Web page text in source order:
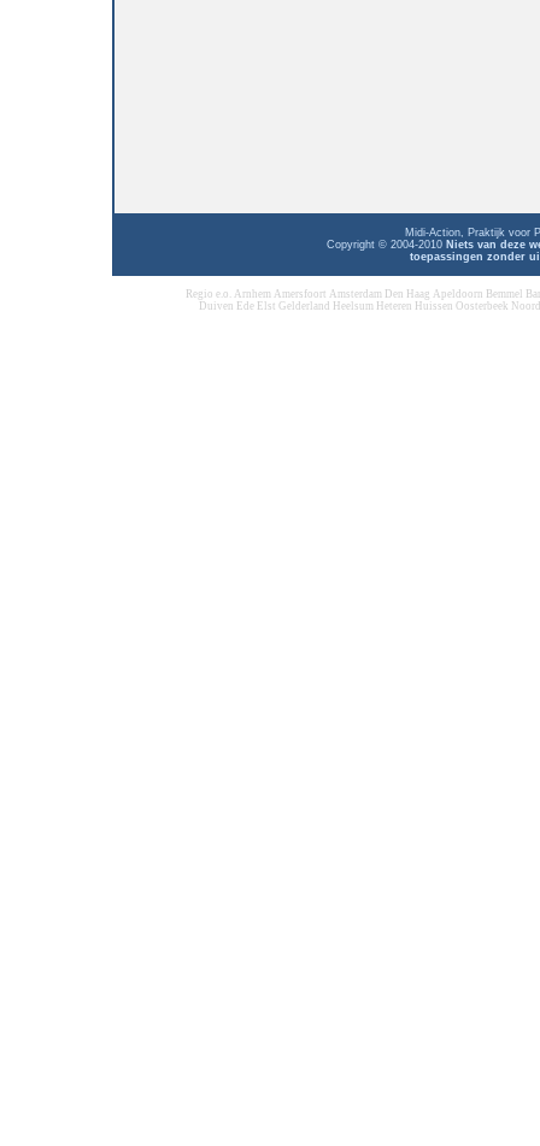
Midi-Action, Praktijk voor
Copyright © 2004-2010 Niets van deze
toepassingen zonder
Regio e.o. Arnhem Amersfoort Amsterdam Den Haag Apeldoorn Bemmel
Duiven Ede Elst Gelderland Heelsum Heteren Huissen Oosterbeek